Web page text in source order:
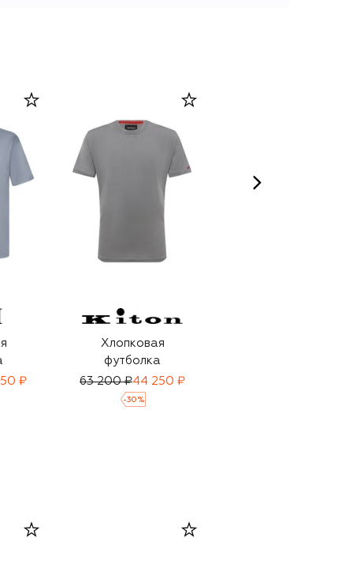
₽
Хлопковая
футболка
63 200 ₽44 250 ₽
-30 %